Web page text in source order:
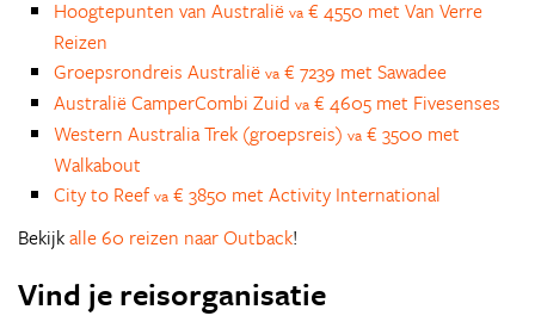
Hoogtepunten van Australië va € 4550 met Van Verre
Reizen
Groepsrondreis Australië va € 7239 met Sawadee
Australië CamperCombi Zuid va € 4605 met Fivesenses
Western Australia Trek (groepsreis) va € 3500 met
Walkabout
City to Reefva € 3850 met Activity International
Bekijkalle 60 reizen naar Outback!
Vind je reisorganisatie